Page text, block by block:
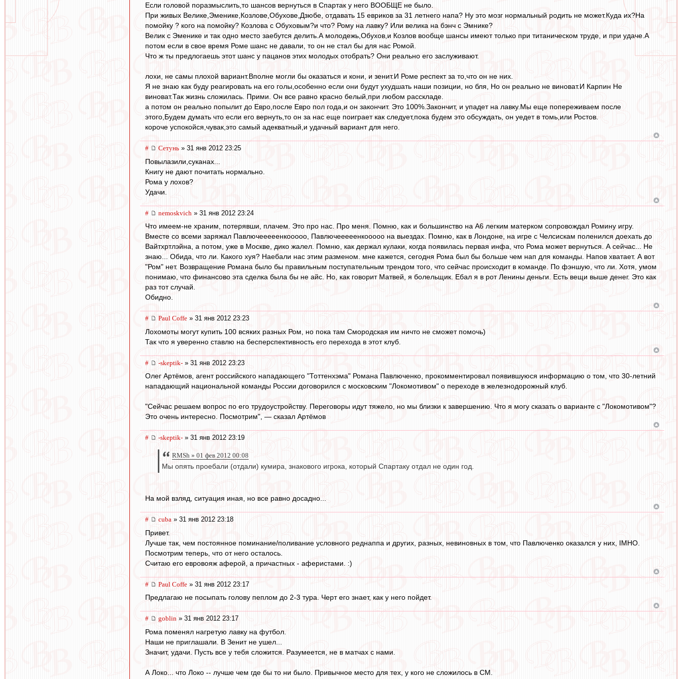
Если головой поразмыслить,то шансов вернуться в Спартак у него ВООБЩЕ не было.
При живых Велике,Эменике,Козлове,Обухове,Дзюбе, отдавать 15 евриков за 31 летнего напа? Ну это мозг нормальный родить не может.Куда их?На
помойку ? кого на помойку? Козлова с Обуховым?и что? Рому на лавку? Или велика на бэнч с Эмнике?
Велик с Эменике и так одно место заебутся делить.А молодежь,Обухов,и Козлов вообще шансы имеют только при титаническом труде, и при удаче.А
потом если в свое время Роме шанс не давали, то он не стал бы для нас Ромой.
Что ж ты предлогаешь этот шанс у пацанов этих молодых отобрать? Они реально его заслуживают.
лохи, не самы плохой вариант.Вполне могли бы оказаться и кони, и зенит.И Роме респект за то,что он не них.
Я не знаю как буду реагировать на его голы,особенно если они будут ухудшать наши позиции, но бля, Но он реально не виноват.И Карпин Не
виноват.Так жизнь сложилась. Прими. Он все равно красно белый,при любом расскладе.
а потом он реально попылит до Евро,после Евро пол года,и он закончит. Это 100%.Закончит, и упадет на лавку.Мы еще попереживаем после
этого,Будем думать что если его вернуть,то он за нас еще поиграет как следует,пока будем это обсуждать, он уедет в томь,или Ростов.
короче успокойся,чувак,это самый адекватный,и удачный вариант для него.
# Сетунь » 31 янв 2012 23:25
Повылазили,суканах...
Книгу не дают почитать нормально.
Рома у лохов?
Удачи.
# nemoskvich » 31 янв 2012 23:24
Что имеем-не храним, потерявши, плачем. Это про нас. Про меня. Помню, как и большинство на А6 легким матерком сопровождал Ромину игру.
Вместе со всеми заряжал Павлючееееенкооооо, Павлючееееенкооооо на выездах. Помню, как в Лондоне, на игре с Челсискам поленился доехать до
Вайтхртлэйна, а потом, уже в Москве, дико жалел. Помню, как держал кулаки, когда появилась первая инфа, что Рома может вернуться. А сейчас... Не
знаю... Обида, что ли. Какого хуя? Наебали нас этим разменом. мне кажется, сегодня Рома был бы больше чем нап для команды. Напов хватает. А вот
"Ром" нет. Возвращение Романа было бы правильным поступательным трендом того, что сейчас происходит в команде. По фэншую, что ли. Хотя, умом
понимаю, что финансово эта сделка была бы не айс. Но, как говорит Матвей, я болельщик. Ебал я в рот Ленины деньги. Есть вещи выше денег. Это как
раз тот случай.
Обидно.
# Paul Coffe » 31 янв 2012 23:23
Лохомоты могут купить 100 всяких разных Ром, но пока там Смородская им ничто не сможет помочь)
Так что я уверенно ставлю на бесперспективность его перехода в этот клуб.
# -skeptik- » 31 янв 2012 23:23
Олег Артёмов, агент российского нападающего "Тоттенхэма" Романа Павлюченко, прокомментировал появившуюся информацию о том, что 30-летний
нападающий национальной команды России договорился с московским "Локомотивом" о переходе в железнодорожный клуб.
"Сейчас решаем вопрос по его трудоустройству. Переговоры идут тяжело, но мы близки к завершению. Что я могу сказать о варианте с "Локомотивом"?
Это очень интересно. Посмотрим", — сказал Артёмов
# -skeptik- » 31 янв 2012 23:19
RMSh » 01 фев 2012 00:08
Мы опять проебали (отдали) кумира, знакового игрока, который Спартаку отдал не один год.
На мой взляд, ситуация иная, но все равно досадно...
# cuba » 31 янв 2012 23:18
Привет.
Лучше так, чем постоянное поминание/поливание условного реднаппа и других, разных, невиновных в том, что Павлюченко оказался у них, IMHO.
Посмотрим теперь, что от него осталось.
Считаю его евровояж аферой, а причастных - аферистами. :)
# Paul Coffe » 31 янв 2012 23:17
Предлагаю не посыпать голову пеплом до 2-3 тура. Черт его знает, как у него пойдет.
# goblin » 31 янв 2012 23:17
Рома поменял нагретую лавку на футбол.
Наши не приглашали. В Зенит не ушел...
Значит, удачи. Пусть все у тебя сложится. Разумеется, не в матчах с нами.
А Локо... что Локо -- лучше чем где бы то ни было. Привычное место для тех, у кого не сложилось в СМ.